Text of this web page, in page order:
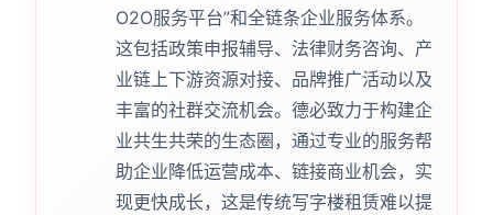
O2O服务平台”和全链条企业服务体系。
这包括政策申报辅导、法律财务咨询、产
业链上下游资源对接、品牌推广活动以及
丰富的社群交流机会。德必致力于构建企
业共生共荣的生态圈，通过专业的服务帮
助企业降低运营成本、链接商业机会，实
现更快成长，这是传统写字楼租赁难以提